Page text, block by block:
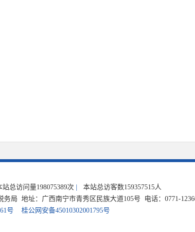
站总访问量198075389次 本站总访客数159357515人
局 地址：广西南宁市青秀区民族大道105号 电话：0771-
号 桂公网安备45010302001795号